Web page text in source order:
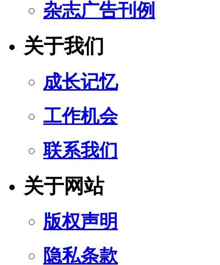
杂志广告刊例
关于我们
成长记忆
工作机会
联系我们
关于网站
版权声明
隐私条款